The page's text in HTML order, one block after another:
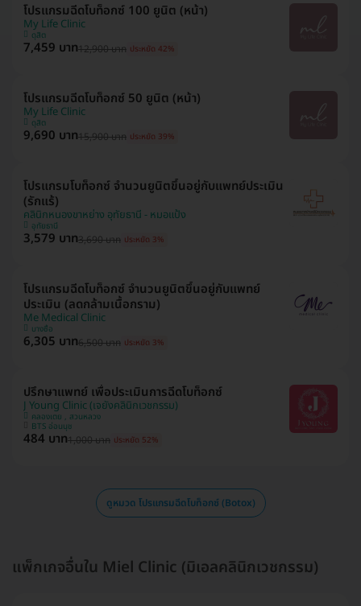
โปรแกรมฉีดโบท็อกซ์ 100 ยูนิต (หน้า)
My Life Clinic
ดุสิต
7,459 บาท12,900 บาท ประหยัด 42%
โปรแกรมฉีดโบท็อกซ์ 50 ยูนิต (หน้า)
My Life Clinic
ดุสิต
9,690 บาท15,900 บาท ประหยัด 39%
โปรแกรมโบท็อกซ์ จำนวนยูนิตขึ้นอยู่กับแพทย์ประเมิน
(รักแร้)
คลินิกหนองขาหย่าง อุทัยธานี - หมอแป้ง
อุทัยธานี
3,579 บาท3,690 บาท ประหยัด 3%
โปรแกรมฉีดโบท็อกซ์ จำนวนยูนิตขึ้นอยู่กับแพทย์
ประเมิน (ลดกล้ามเนื้อกราม)
Me Medical Clinic
บางซื่อ
6,305 บาท6,500 บาท ประหยัด 3%
ปรึกษาแพทย์ เพื่อประเมินการฉีดโบท็อกซ์
J Young Clinic (เจยังคลินิกเวชกรรม)
คลองเตย , สวนหลวง
BTS อ่อนนุช
484 บาท1,000 บาท ประหยัด 52%
ดูหมวด โปรแกรมฉีดโบท็อกซ์ (Botox)
แพ็กเกจอื่นใน Miel Clinic (มิเอลคลินิกเวชกรรม)